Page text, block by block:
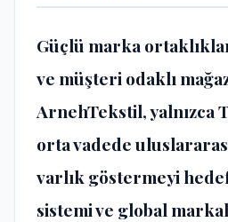
Güçlü marka
ve müşteri odaklı
ArnehTekstil, yalnızca
orta vadede
varlık göstermeyi
sistemi ve global